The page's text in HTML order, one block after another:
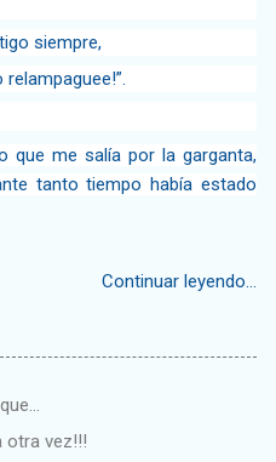
siempre,
que me salía por la garganta,
tanto tiempo había estado
Continuar leyendo...
otra vez!!!